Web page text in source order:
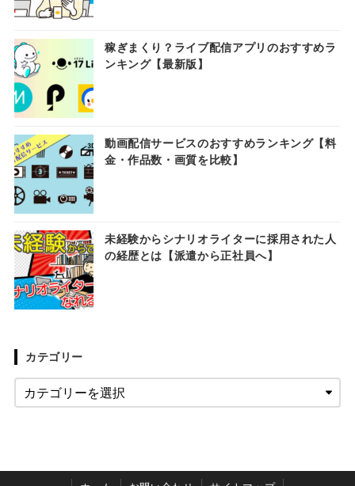
稼ぎまくり？ライブ配信アプリのおすすめラ
ンキング【最新版】
動画配信サービスのおすすめランキング【料
金・作品数・画質を比較】
未経験からシナリオライターに採用された人
の経歴とは【派遣から正社員へ】
カテゴリー